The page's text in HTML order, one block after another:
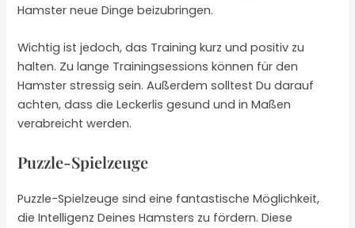
Hamster neue Dinge beizubringen.
Wichtig ist jedoch, das Training kurz und positiv zu
halten. Zu lange Trainingsessions können für den
Hamster stressig sein. Außerdem solltest Du darauf
achten, dass die Leckerlis gesund und in Maßen
verabreicht werden.
Puzzle-Spielzeuge
Puzzle-Spielzeuge sind eine fantastische Möglichkeit,
die Intelligenz Deines Hamsters zu fördern. Diese